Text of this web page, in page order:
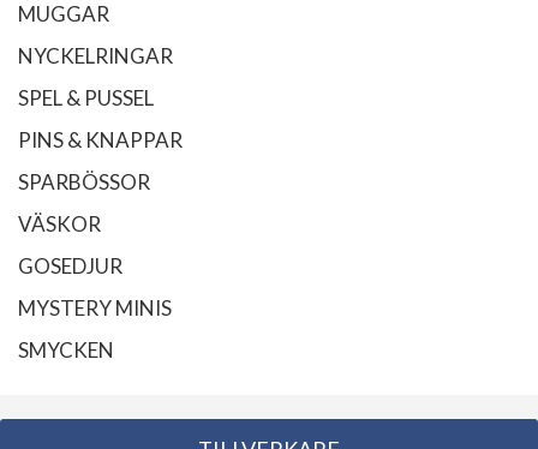
MUGGAR
NYCKELRINGAR
SPEL & PUSSEL
PINS & KNAPPAR
SPARBÖSSOR
VÄSKOR
GOSEDJUR
MYSTERY MINIS
SMYCKEN